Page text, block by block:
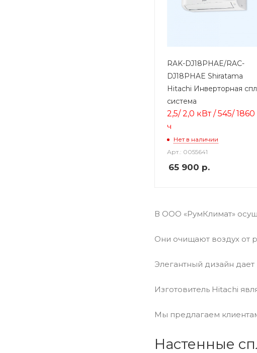
RAK-DJ18PHAE/RAC-
DJ18PHAE Shiratama
Hitachi Инверторная
система
2,5/ 2,0 кВт / 545/ 1860
ч
Нет в наличии
Арт.: 0055641
65 900 р.
В ООО «РумКлимат»
Они очищают воздух от
Элегантный дизайн
Изготовитель Hitachi
Мы предлагаем
Настенные